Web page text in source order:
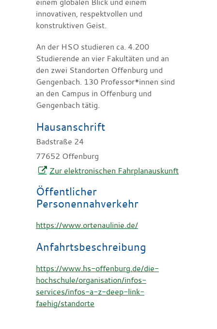
innovativen, respektvollen und
konstruktiven Geist.
An der HSO studieren ca. 4.200
Studierende an vier Fakultäten und an
den zwei Standorten Offenburg und
Gengenbach. 130 Professor*innen sind
an den Campus in Offenburg und
Gengenbach tätig.
Hausanschrift
Badstraße 24
77652 Offenburg
Zur elektronischen Fahrplanauskunft
Öffentlicher
Personennahverkehr
https://www.ortenaulinie.de/
Anfahrtsbeschreibung
https://www.hs-offenburg.de/die-
hochschule/organisation/infos-
services/infos-a-z-deep-link-
faehig/standorte